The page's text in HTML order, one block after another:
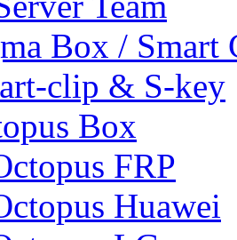
Box / Smart
clip & S-key
Box
FRP
Huawei